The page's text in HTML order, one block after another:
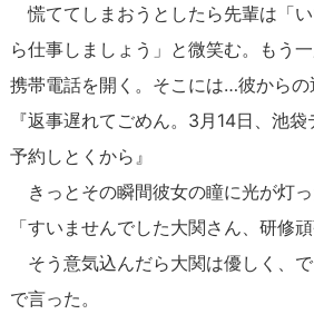
慌ててしまおうとしたら先輩は「
ら仕事しましょう」と微笑む。もう
携帯電話を開く。そこには…彼からの
『返事遅れてごめん。3月14日、池
予約しとくから』
きっとその瞬間彼女の瞳に光が灯っ
「すいませんでした大関さん、研修頑
そう意気込んだら大関は優しく、
で言った。